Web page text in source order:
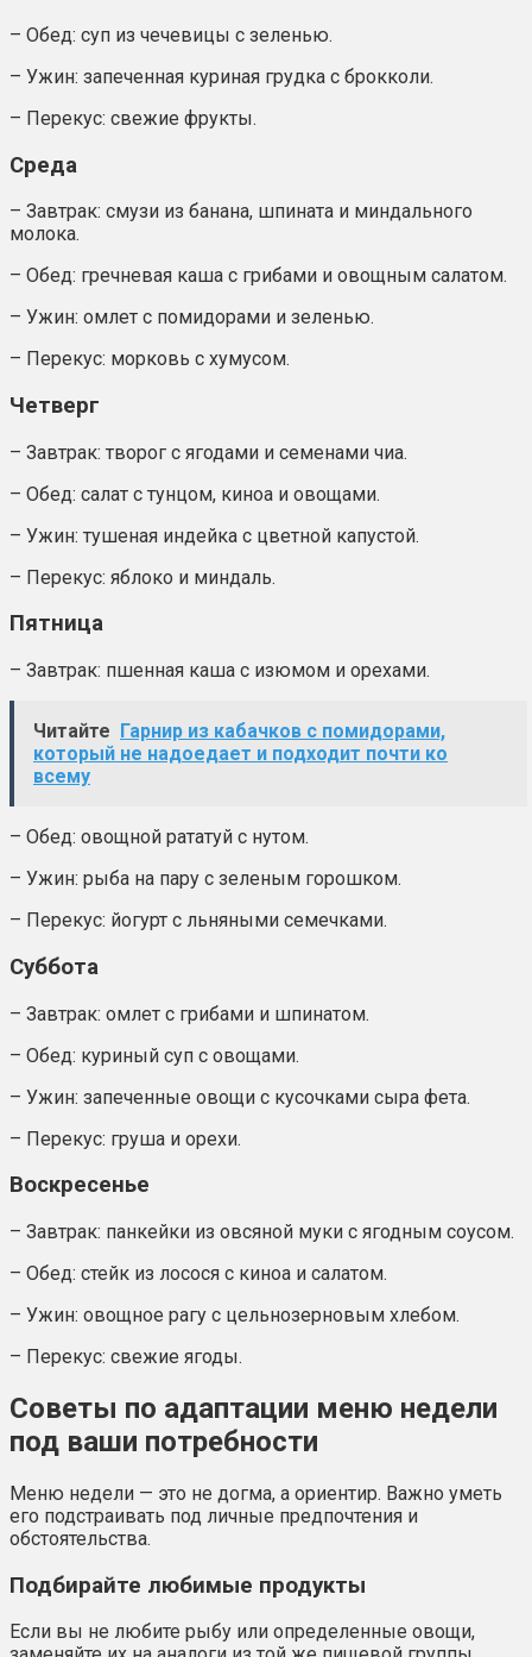
– Обед: суп из чечевицы с зеленью.
– Ужин: запеченная куриная грудка с брокколи.
– Перекус: свежие фрукты.
Среда
– Завтрак: смузи из банана, шпината и миндального
молока.
– Обед: гречневая каша с грибами и овощным салатом.
– Ужин: омлет с помидорами и зеленью.
– Перекус: морковь с хумусом.
Четверг
– Завтрак: творог с ягодами и семенами чиа.
– Обед: салат с тунцом, киноа и овощами.
– Ужин: тушеная индейка с цветной капустой.
– Перекус: яблоко и миндаль.
Пятница
– Завтрак: пшенная каша с изюмом и орехами.
Читайте Гарнир из кабачков с помидорами,
который не надоедает и подходит почти ко
всему
– Обед: овощной рататуй с нутом.
– Ужин: рыба на пару с зеленым горошком.
– Перекус: йогурт с льняными семечками.
Суббота
– Завтрак: омлет с грибами и шпинатом.
– Обед: куриный суп с овощами.
– Ужин: запеченные овощи с кусочками сыра фета.
– Перекус: груша и орехи.
Воскресенье
– Завтрак: панкейки из овсяной муки с ягодным соусом.
– Обед: стейк из лосося с киноа и салатом.
– Ужин: овощное рагу с цельнозерновым хлебом.
– Перекус: свежие ягоды.
Советы по адаптации меню недели
под ваши потребности
Меню недели — это не догма, а ориентир. Важно уметь
его подстраивать под личные предпочтения и
обстоятельства.
Подбирайте любимые продукты
Если вы не любите рыбу или определенные овощи,